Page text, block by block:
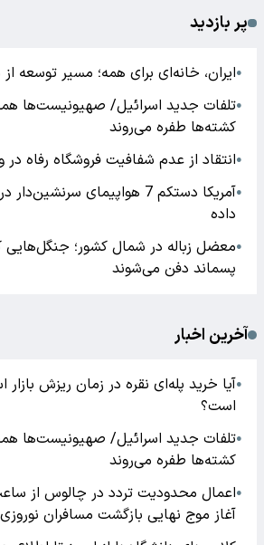
پر بازدید
●ایران، خانه‌ای برای همه؛ مسیر توسعه
●تلفات جدید اسرائیل/ صهیونیست‌ها
کشته‌ها طفره می‌روند
●انتقاد از عدم شفافیت فروشگاه رفاه در
●
آمریکا دستکم 7 هواپیمای
داده
●معضل زباله در شمال کشور؛ جنگل‌هایی
پسماند دفن می‌شوند
آخرین اخبار
●آیا خرید پله‌ای نقره در زمان ریزش بازار
است؟
●تلفات جدید اسرائیل/ صهیونیست‌ها
کشته‌ها طفره می‌روند
●
آغاز موج نهایی بازگشت مسافران نوروزی